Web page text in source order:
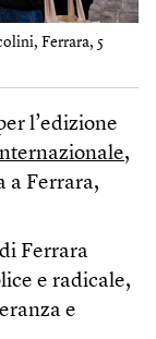
Ferrara, 5
l’edizione
,
a Ferrara,
Ferrara
e radicale,
e